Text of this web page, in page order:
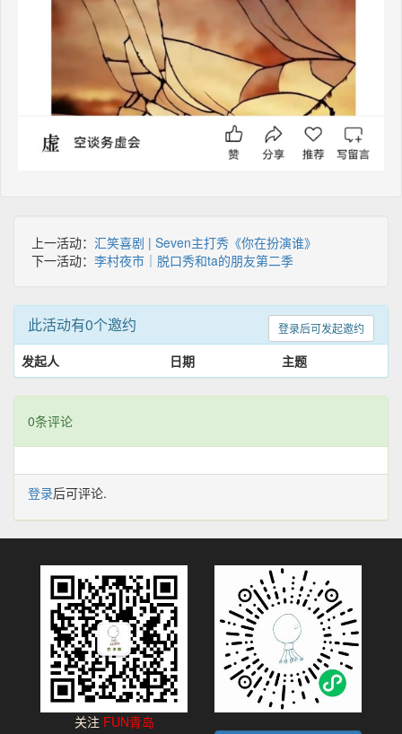
上一活动： 汇笑喜剧 | Seven主打秀《你在扮演谁》
下一活动： 李村夜市｜脱口秀和ta的朋友第二季
登录后可发起邀约
此活动有0个邀约
发起人 日期 主题
0条评论
登录后可评论.
关注 FUN青岛